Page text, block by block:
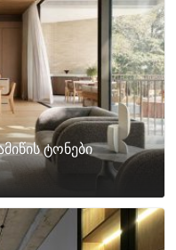
ტონები